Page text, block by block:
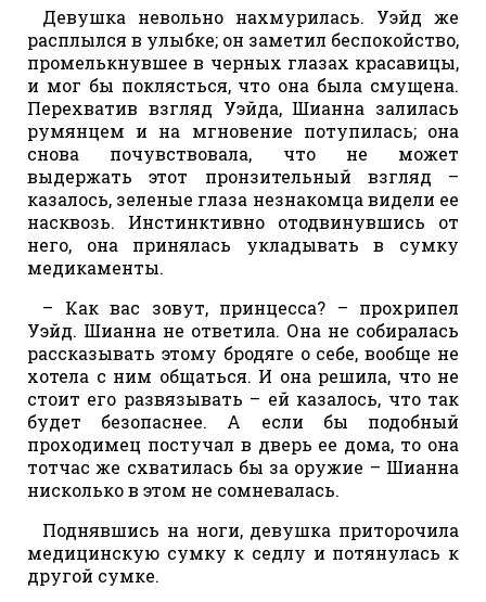
Девушка невольно нахмурилась. Уэйд же
расплылся в улыбке; он заметил беспокойство,
промелькнувшее в черных глазах красавицы,
и мог бы поклясться, что она была смущена.
Перехватив взгляд Уэйда, Шианна залилась
румянцем и на мгновение потупилась; она
снова почувствовала, что не может
выдержать этот пронзительный взгляд –
казалось, зеленые глаза незнакомца видели ее
насквозь. Инстинктивно отодвинувшись от
него, она принялась укладывать в сумку
медикаменты.
– Как вас зовут, принцесса? – прохрипел
Уэйд. Шианна не ответила. Она не собиралась
рассказывать этому бродяге о себе, вообще не
хотела с ним общаться. И она решила, что не
стоит его развязывать – ей казалось, что так
будет безопаснее. А если бы подобный
проходимец постучал в дверь ее дома, то она
тотчас же схватилась бы за оружие – Шианна
нисколько в этом не сомневалась.
Поднявшись на ноги, девушка приторочила
медицинскую сумку к седлу и потянулась к
другой сумке.